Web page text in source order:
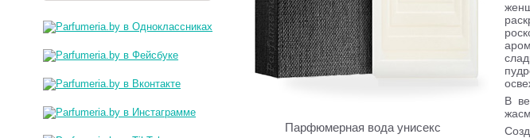
Парфюмерная вода унисекс
В